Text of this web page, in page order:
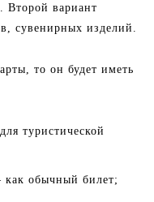
Второй вариант
сувенирных изделий.
то он будет иметь
туристической
как обычный билет;